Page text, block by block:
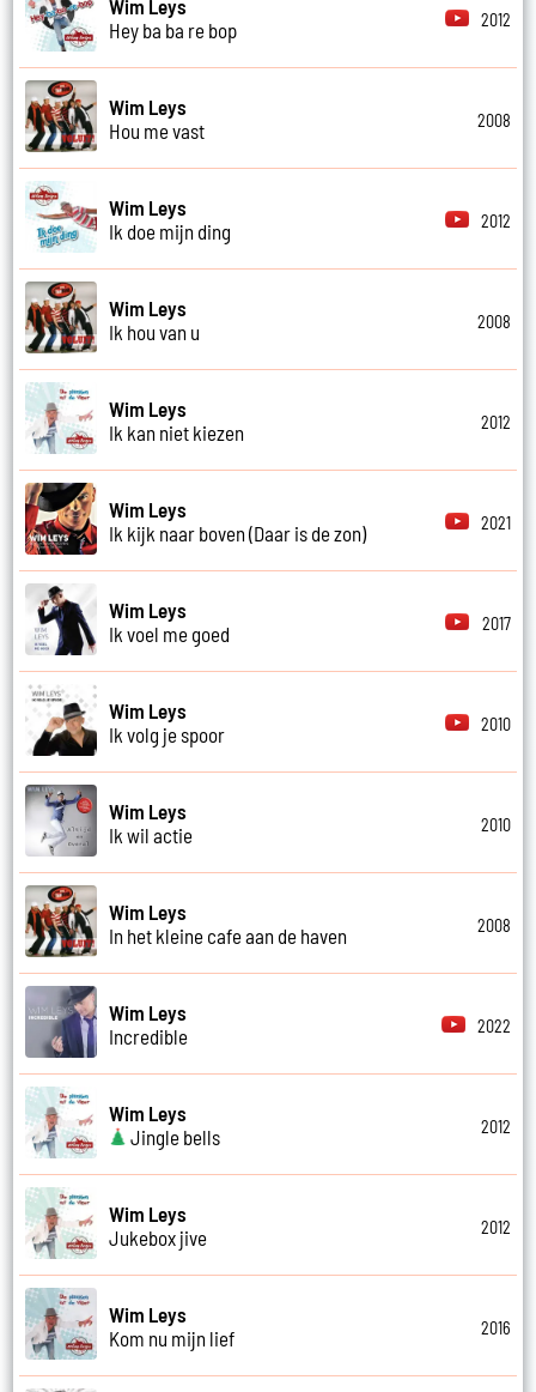
Wim Leys
Hey ba ba re bop
2012
Wim Leys
Hou me vast
2008
Wim Leys
Ik doe mijn ding
2012
Wim Leys
Ik hou van u
2008
Wim Leys
Ik kan niet kiezen
2012
Wim Leys
Ik kijk naar boven (Daar is de zon)
2021
Wim Leys
Ik voel me goed
2017
Wim Leys
Ik volg je spoor
2010
Wim Leys
Ik wil actie
2010
Wim Leys
In het kleine cafe aan de haven
2008
Wim Leys
Incredible
2022
Wim Leys
Jingle bells
2012
Wim Leys
Jukebox jive
2012
Wim Leys
Kom nu mijn lief
2016